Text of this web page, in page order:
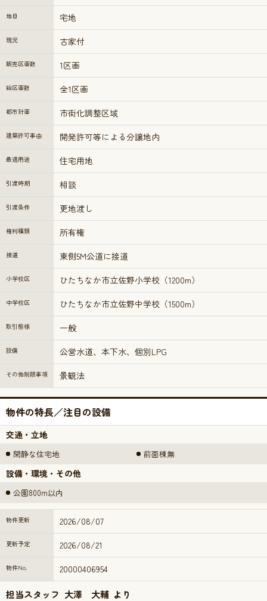
地目 宅地
現況 古家付
販売区画数 1区画
総区画数 全1区画
都市計画 市街化調整区域
建築許可事由 開発許可等による分譲地内
最適用途 住宅用地
引渡時期 相談
引渡条件 更地渡し
権利種類 所有権
接道 東側5M公道に接道
小学校区 ひたちなか市立佐野小学校（1200m）
中学校区 ひたちなか市立佐野中学校（1500m）
取引態様 一般
設備 公営水道、本下水、個別LPG
その他制限事項 景観法
物件の特長／注目の設備
交通・立地
閑静な住宅地 前面棟無
設備・環境・その他
公園800m以内
物件更新 2026/08/07
更新予定 2026/08/21
物件No. 20000406954
担当スタッフ 大澤 大輔 より